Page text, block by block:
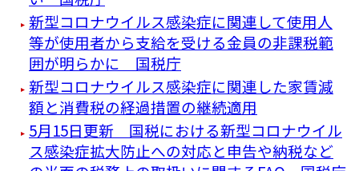
新型コロナウイルス感染症に関連して使用人
等が使用者から支給を受ける金員の非課税範
囲が明らかに 国税庁
新型コロナウイルス感染症に関連した家賃減
額と消費税の経過措置の継続適用
5月15日更新 国税における新型コロナウイル
ス感染症拡大防止への対応と申告や納税など